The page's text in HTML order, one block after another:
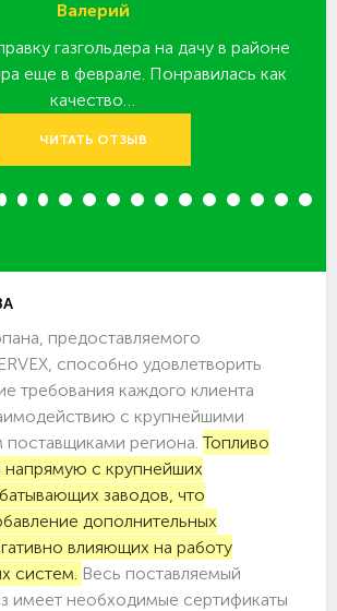
Валерий
газгольдера на дачу в районе
еще в феврале. Понравилась как
качество…
ЧИТАТЬ ОТЗЫВ
8 9 10 11 12 13 14 15 16 17 18 19 20
предоставляемого
способно удовлетворить
требования каждого клиента
с крупнейшими
поставщиками региона.Топливо
напрямую с крупнейших
заводов, что
дополнительных
влияющих на работу
систем. Весь поставляемый
имеет необходимые сертификаты